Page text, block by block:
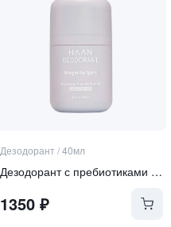
Дезодорант /40мл
Дезодорант с пребиотиками "Крепкая маргарита"
1350₽